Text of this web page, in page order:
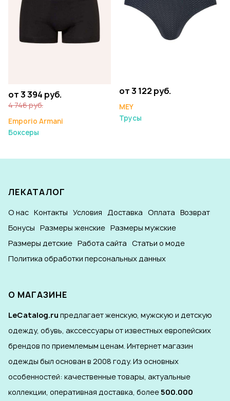
от 3 394 руб.
4 746 руб.
Emporio Armani
Боксеры
от 3 122 руб.
MEY
Трусы
ЛЕКАТАЛОГ
О нас Контакты Условия Доставка Оплата Возврат
Бонусы Размеры женские Размеры мужские
Размеры детские Работа сайта Статьи о моде
Политика обработки персональных данных
О МАГАЗИНЕ
LeCatalog.ru предлагает женскую, мужскую и детскую
одежду, обувь, акссессуары от известных европейских
брендов по приемлемым ценам. Интернет магазин
одежды был основан в 2008 году. Из основных
особенностей: качественные товары, актуальные
коллекции, оперативная доставка, более500.000